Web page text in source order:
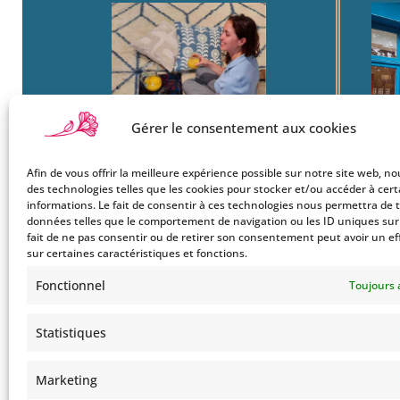
Gérer le consentement aux cookies
Afin de vous offrir la meilleure expérience possible sur notre site web,
des technologies telles que les cookies pour stocker et/ou accéder à
informations. Le fait de consentir à ces technologies nous permettra de
données telles que le comportement de navigation ou les ID uniques sur
fait de ne pas consentir ou de retirer son consentement peut avoir un
sur certaines caractéristiques et fonctions.
Fonctionnel Toujours
Statistiques
Marketing
Boutique
Mon Compte
Le Style Bohemians
22